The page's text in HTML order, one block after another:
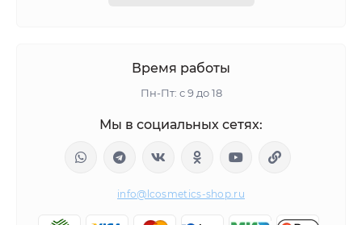
Время работы
Пн-Пт: с 9 до 18
Мы в социальных сетях:
info@lcosmetics-shop.ru